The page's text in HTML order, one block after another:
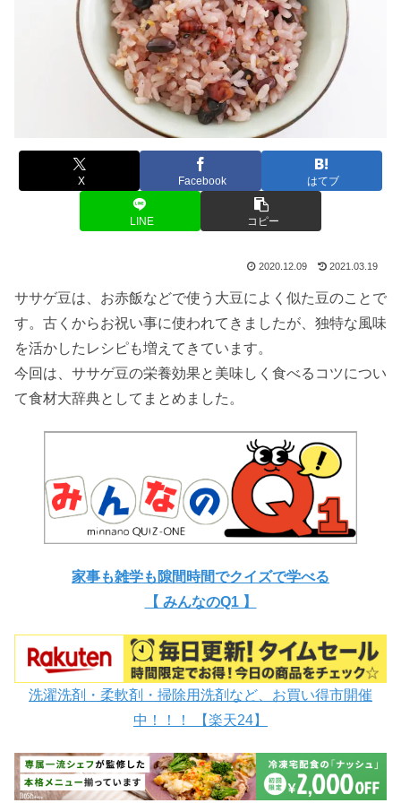
X Facebook はてブ
LINE コピー
2020.12.09 2021.03.19
ササゲ豆は、お赤飯などで使う大豆によく似た豆のことで
す。古くからお祝い事に使われてきましたが、独特な風味
を活かしたレシピも増えてきています。
今回は、ササゲ豆の栄養効果と美味しく食べるコツについ
て食材大辞典としてまとめました。
家事も雑学も隙間時間でクイズで学べる
【 みんなのQ1 】
洗濯洗剤・柔軟剤・掃除用洗剤など、お買い得市開催
中！！！ 【楽天24】